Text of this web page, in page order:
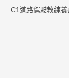
C1道路駕駛教練